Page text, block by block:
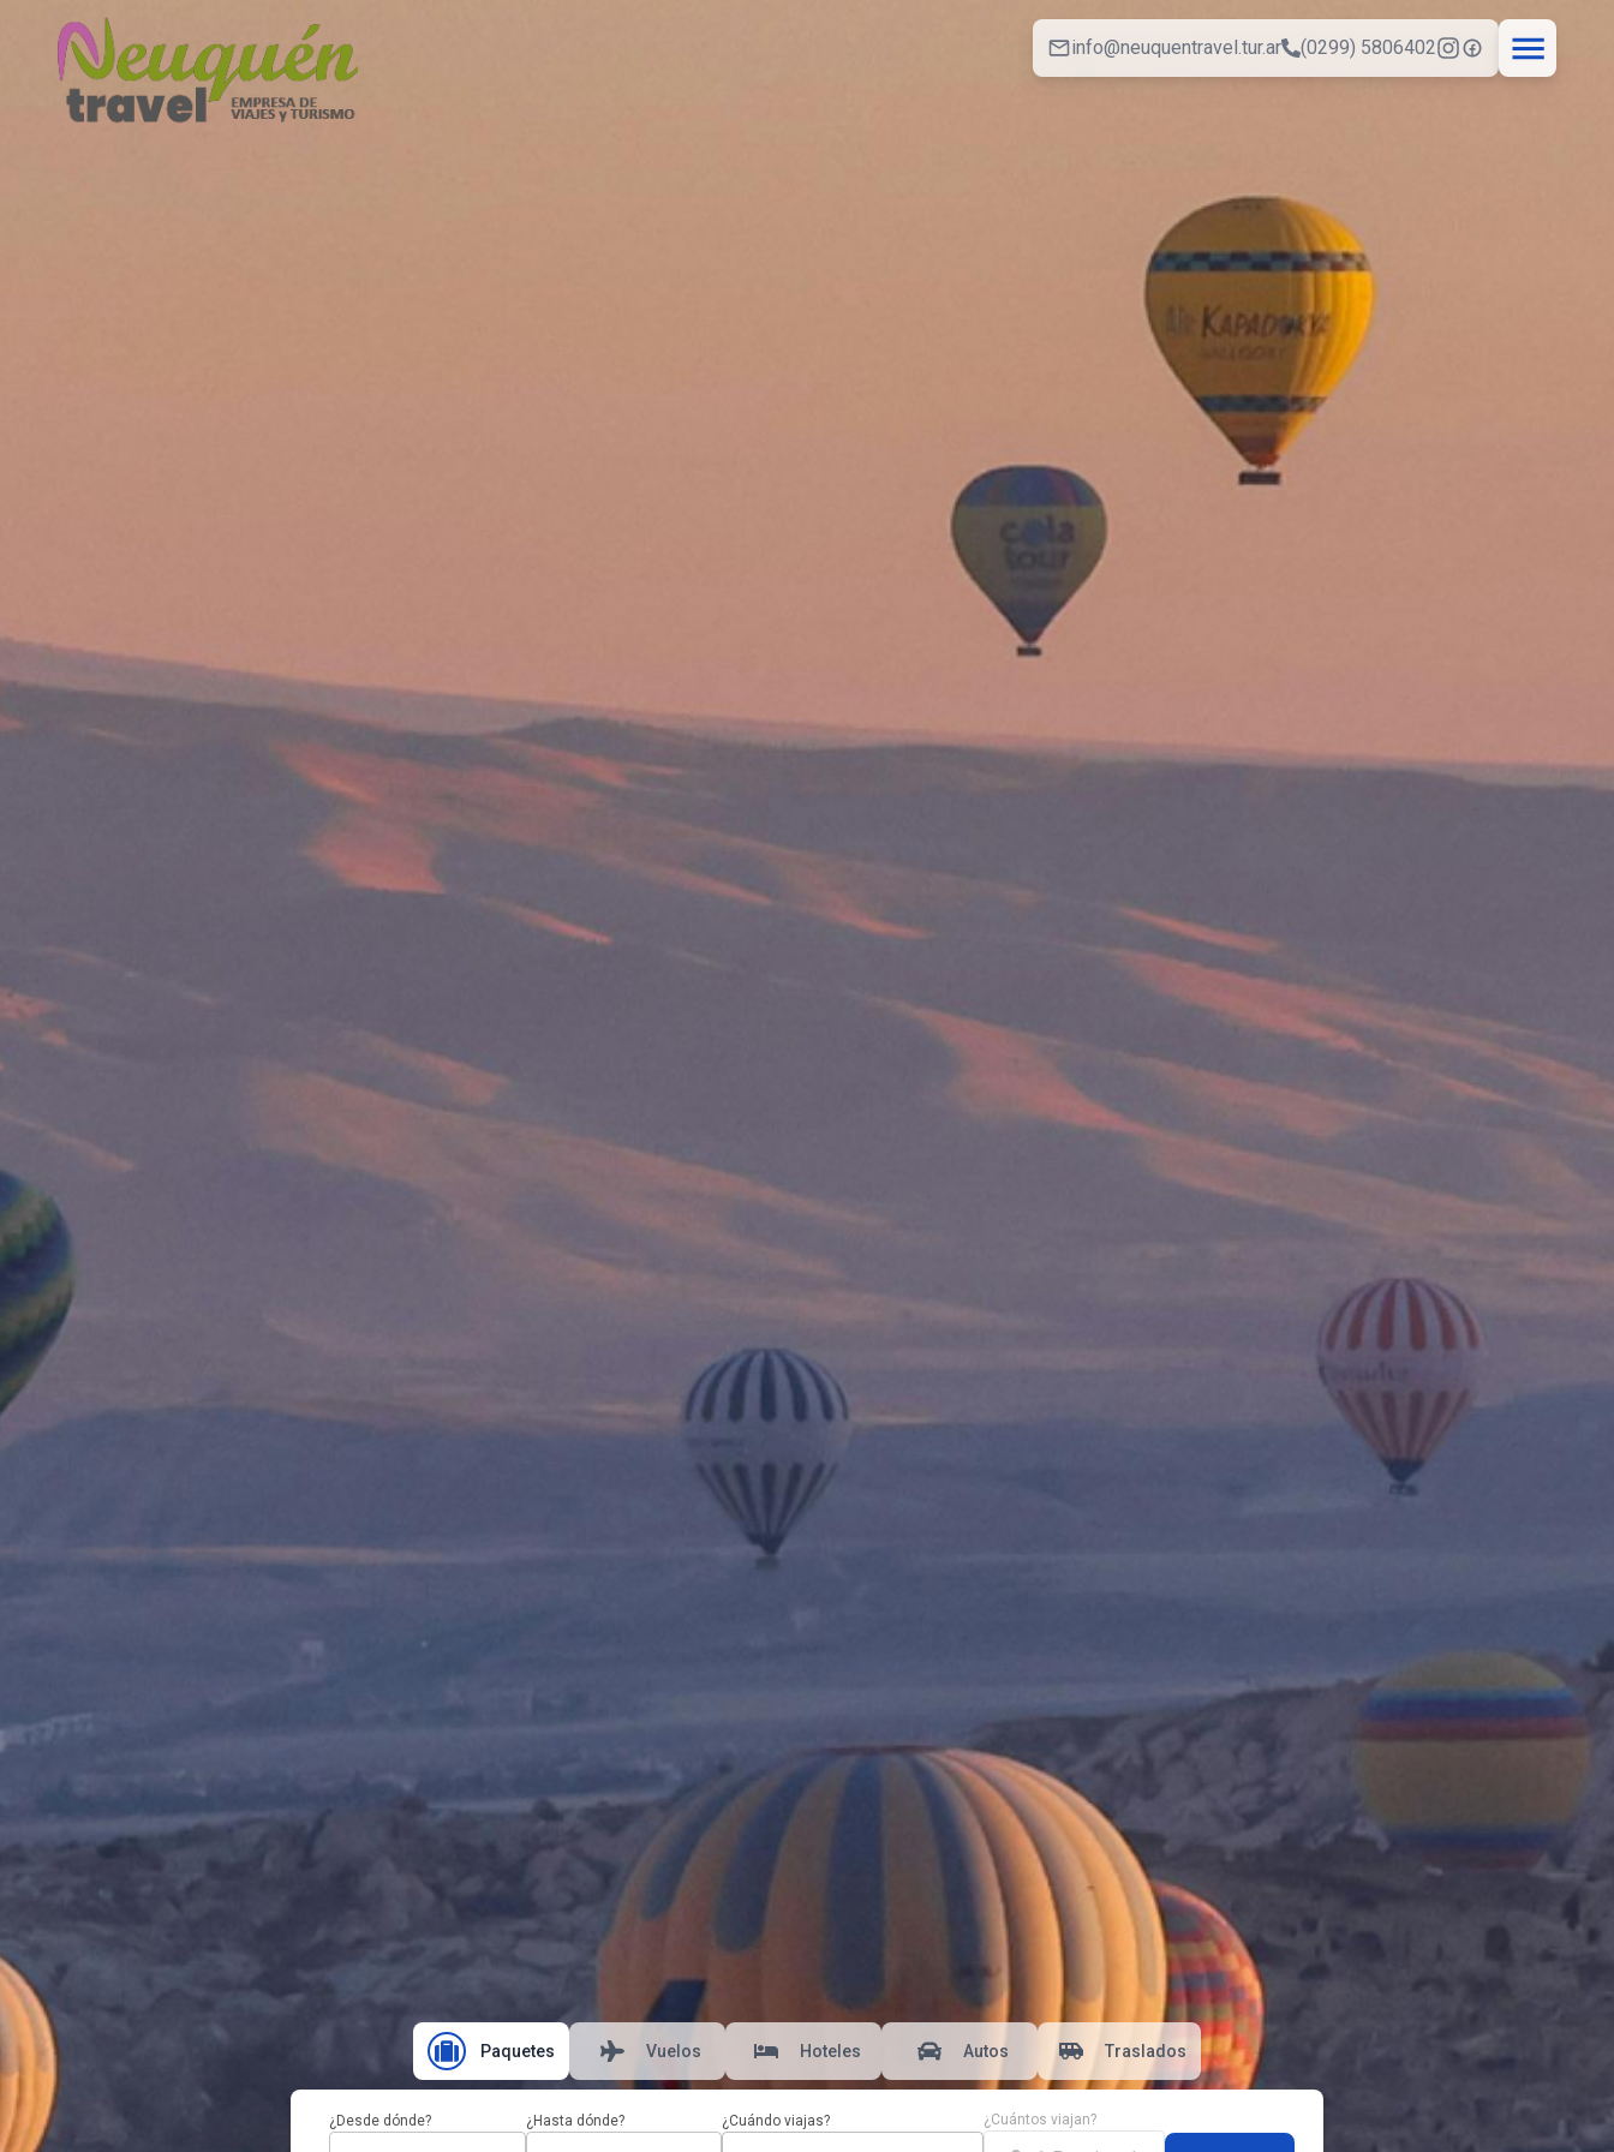
info@neuquentravel.tur.ar (0299) 5806402
Paquetes Vuelos Hoteles Autos Traslados
¿Desde dónde? ¿Hasta dónde? ¿Cuándo viajas? ¿Cuántos viajan?